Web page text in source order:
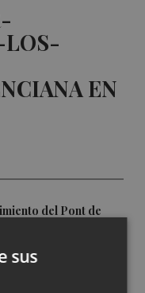
LOS-
EN
del Pont de
(Valencia) está
sus